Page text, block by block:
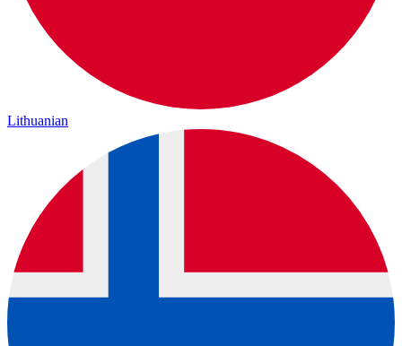
Lithuanian